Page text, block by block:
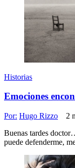
Historias
Emociones
Por: Hugo Rizzo 2
Buenas tardes
puede defenderme,